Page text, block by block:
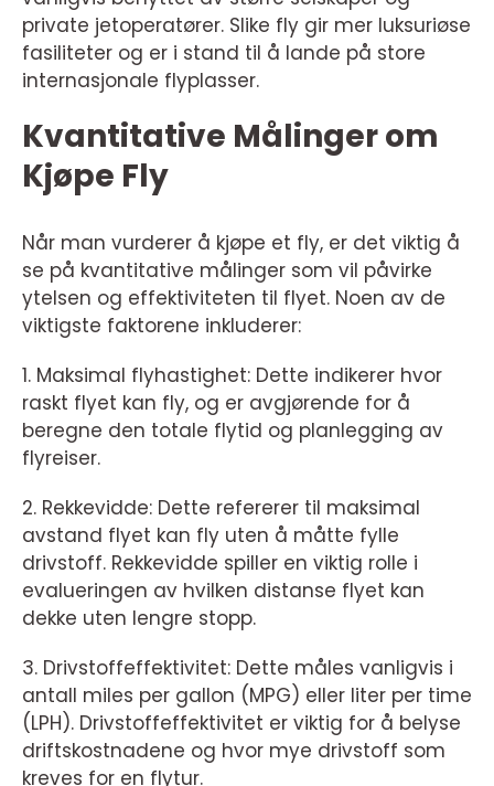
private jetoperatører. Slike fly gir mer luksuriøse
fasiliteter og er i stand til å lande på store
internasjonale flyplasser.
Kvantitative Målinger om
Kjøpe Fly
Når man vurderer å kjøpe et fly, er det viktig å
se på kvantitative målinger som vil påvirke
ytelsen og effektiviteten til flyet. Noen av de
viktigste faktorene inkluderer:
1. Maksimal flyhastighet: Dette indikerer hvor
raskt flyet kan fly, og er avgjørende for å
beregne den totale flytid og planlegging av
flyreiser.
2. Rekkevidde: Dette refererer til maksimal
avstand flyet kan fly uten å måtte fylle
drivstoff. Rekkevidde spiller en viktig rolle i
evalueringen av hvilken distanse flyet kan
dekke uten lengre stopp.
3. Drivstoffeffektivitet: Dette måles vanligvis i
antall miles per gallon (MPG) eller liter per time
(LPH). Drivstoffeffektivitet er viktig for å belyse
driftskostnadene og hvor mye drivstoff som
kreves for en flytur.